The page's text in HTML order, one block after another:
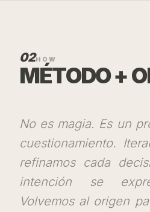
02HOW
MÉTODO +
No es magia. Es un
cuestionamiento.
refinamos cada
intención se
Volvemos al origen